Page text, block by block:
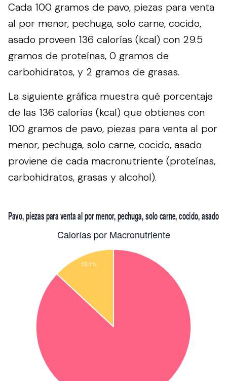
Cada 100 gramos de pavo, piezas para venta
al por menor, pechuga, solo carne, cocido,
asado proveen 136 calorías (kcal) con 29.5
gramos de proteínas, 0 gramos de
carbohidratos, y 2 gramos de grasas.
La siguiente gráfica muestra qué porcentaje
de las 136 calorías (kcal) que obtienes con
100 gramos de pavo, piezas para venta al por
menor, pechuga, solo carne, cocido, asado
proviene de cada macronutriente (proteínas,
carbohidratos, grasas y alcohol).